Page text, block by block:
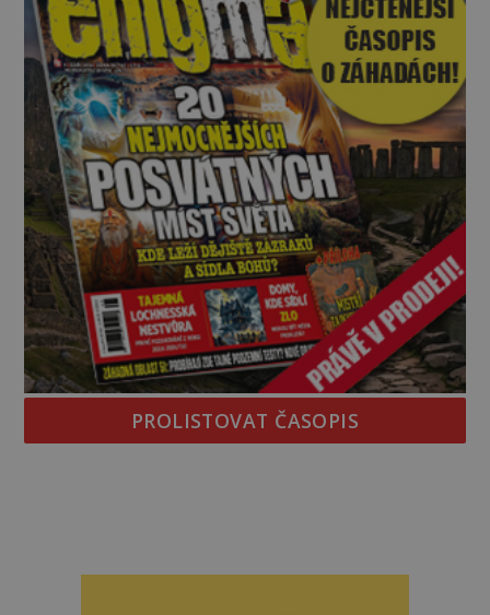
po téměř devíti stech letech není
PROLISTOVAT ČASOPIS